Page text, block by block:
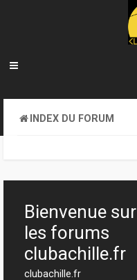
INDEX DU FORUM
Bienvenue sur
les forums
clubachille.fr
clubachille.fr